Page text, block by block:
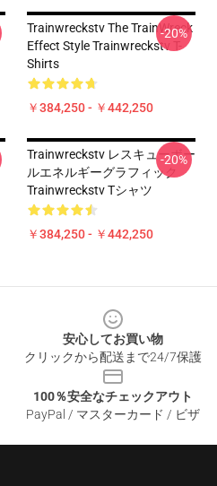
Trainwreckstv The TrainWreck
Effect Style Trainwreckstv T-
Shirts
￥384,250 - ￥442,250
-20%
Trainwreckstv レスキューボー
ルエネルギーグラフィック
Trainwreckstv Tシャツ
￥384,250 - ￥442,250
-20%
安心してお買い物
クリックから配送まで24/7保護
100％安全なチェックアウト
PayPal / マスターカード / ビザ